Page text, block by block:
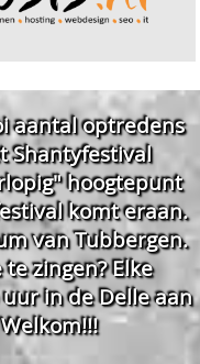
aantal optredens
Shantyfestival
hoogtepunt
komt eraan.
van Tubbergen.
zingen? Elke
in de Delle aan